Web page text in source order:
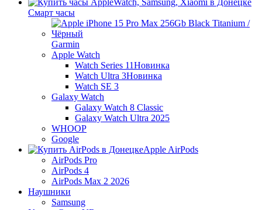
Смарт часы
Garmin
Apple Watch
Watch Series 11Новинка
Watch Ultra 3Новинка
Watch SE 3
Galaxy Watch
Galaxy Watch 8 Classic
Galaxy Watch Ultra 2025
WHOOP
Google
Apple AirPods
AirPods Pro
AirPods 4
AirPods Max 2 2026
Наушники
Samsung